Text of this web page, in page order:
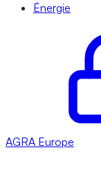
Énergie
AGRA Europe